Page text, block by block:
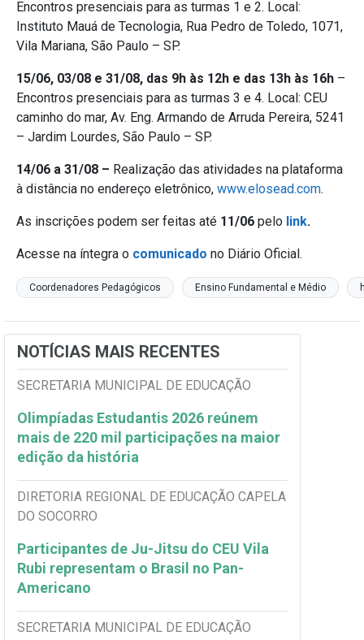
Encontros presenciais para as turmas 1 e 2. Local:
Instituto Mauá de Tecnologia, Rua Pedro de Toledo, 1071,
Vila Mariana, São Paulo – SP.
15/06, 03/08 e 31/08, das 9h às 12h e das 13h às 16h –
Encontros presenciais para as turmas 3 e 4. Local: CEU
caminho do mar, Av. Eng. Armando de Arruda Pereira, 5241
– Jardim Lourdes, São Paulo – SP.
14/06 a 31/08 – Realização das atividades na plataforma
à distância no endereço eletrônico, www.elosead.com.
As inscrições podem ser feitas até 11/06 pelo link.
Acesse na íntegra o comunicado no Diário Oficial.
Coordenadores Pedagógicos Ensino Fundamental e Médio
NOTÍCIAS MAIS RECENTES
SECRETARIA MUNICIPAL DE EDUCAÇÃO
Olimpíadas Estudantis 2026 reúnem
mais de 220 mil participações na maior
edição da história
DIRETORIA REGIONAL DE EDUCAÇÃO CAPELA
DO SOCORRO
Participantes de Ju-Jitsu do CEU Vila
Rubi representam o Brasil no Pan-
Americano
SECRETARIA MUNICIPAL DE EDUCAÇÃO